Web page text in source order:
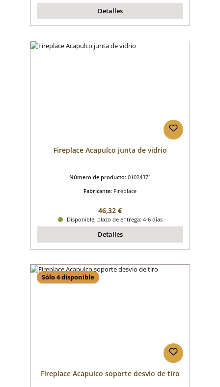
Detalles
Fireplace Acapulco junta de vidrio
Número de producto: 01024371
Fabricante: Fireplace
Precio normal:
46,32 €
Disponible, plazo de entrega: 4-6 días
Detalles
Sólo 4 disponible
Fireplace Acapulco soporte desvío de tiro